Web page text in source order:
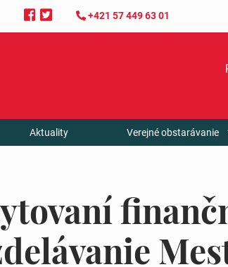
+421 57 449 63 01
Aktuality Verejné obstarávanie